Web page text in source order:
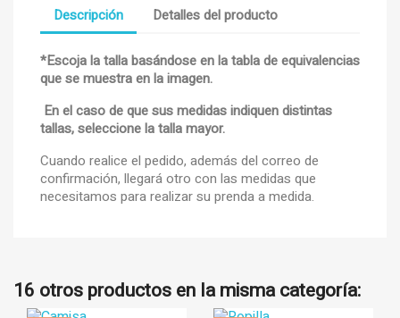
Descripción Detalles del producto
*Escoja la talla basándose en la tabla de equivalencias
que se muestra en la imagen.
En el caso de que sus medidas indiquen distintas
tallas, seleccione la talla mayor.
Cuando realice el pedido, además del correo de
confirmación, llegará otro con las medidas que
necesitamos para realizar su prenda a medida.
16 otros productos en la misma categoría: